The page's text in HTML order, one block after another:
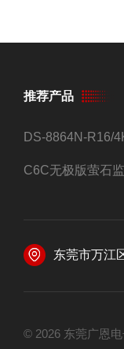
推荐产品
东莞市万江
© 2026 东莞广恩